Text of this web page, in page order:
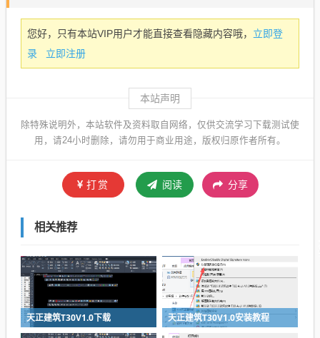
您好，只有本站VIP用户才能直接查看隐藏内容哦， 立即登
录
立即注册
本站声明
除特殊说明外，本站软件及资料取自网络，仅供交流学习下载测试使
用，请24小时删除，请勿用于商业用途，版权归原作者所有。
打赏 阅读 分享
相关推荐
天正建筑T30V1.0下载 天正建筑T30V1.0安装教程